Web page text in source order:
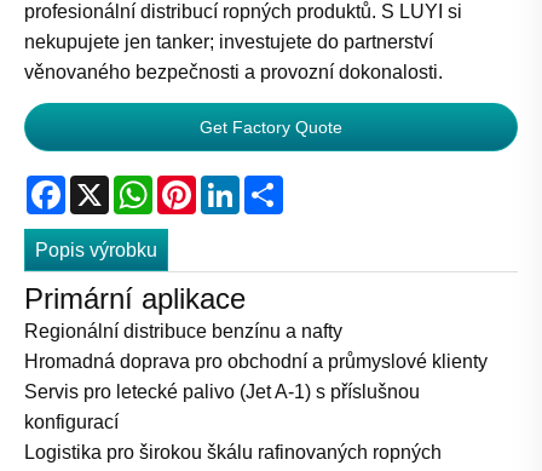
profesionální distribucí ropných produktů. S LUYI si
nekupujete jen tanker; investujete do partnerství
věnovaného bezpečnosti a provozní dokonalosti.
Get Factory Quote
Facebook
X WhatsApp
PinterestLinkedIn
Popis výrobku
Primární aplikace
Regionální distribuce benzínu a nafty
Hromadná doprava pro obchodní a průmyslové klienty
Servis pro letecké palivo (Jet A-1) s příslušnou
konfigurací
Logistika pro širokou škálu rafinovaných ropných